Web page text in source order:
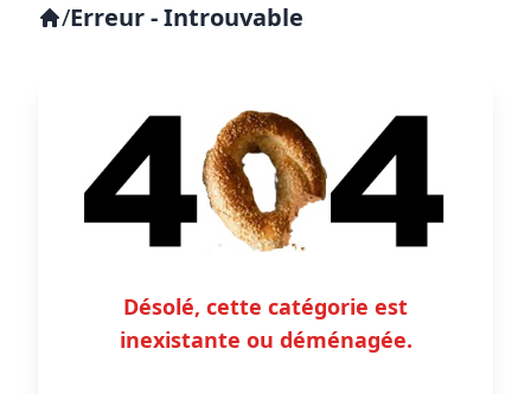
/Erreur - Introuvable
Désolé, cette catégorie est
inexistante ou déménagée.